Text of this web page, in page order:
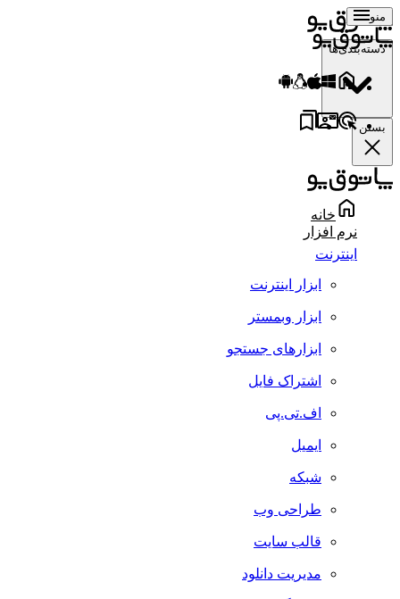
منو
دسته‌بندی‌ها
بستن
خانه
نرم افزار
اینترنت
ابزار اینترنت
ابزار وبمستر
ابزارهای جستجو
اشتراک فایل
اف.تی.پی
ایمیل
شبکه
طراحی وب
قالب سایت
مدیریت دانلود